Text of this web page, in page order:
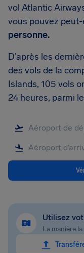
vol Atlantic
vous pouvez peut-
personne.
D’après les
des vols de la
Islands, 105 vols
24 heures, parmi
Utilisez
La manière